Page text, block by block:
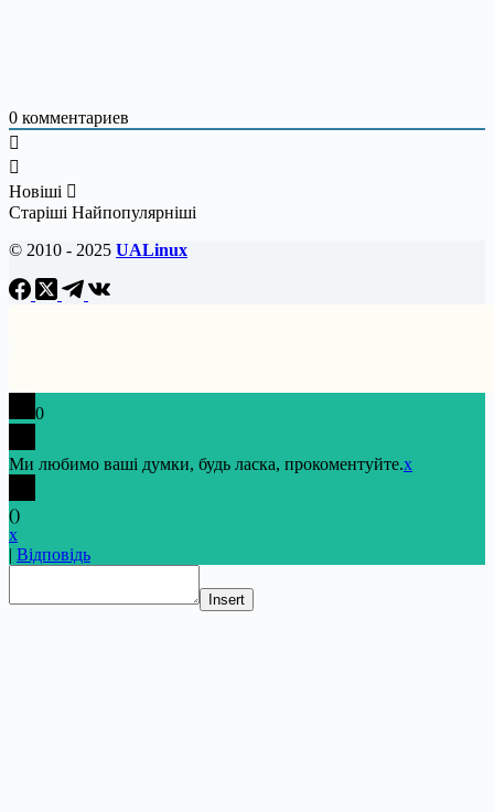
0 комментариев
Новіші
Старіші Найпопулярніші
© 2010 - 2025 UALinux
0
Ми любимо ваші думки, будь ласка, прокоментуйте.x
()
x
| Відповідь
Insert